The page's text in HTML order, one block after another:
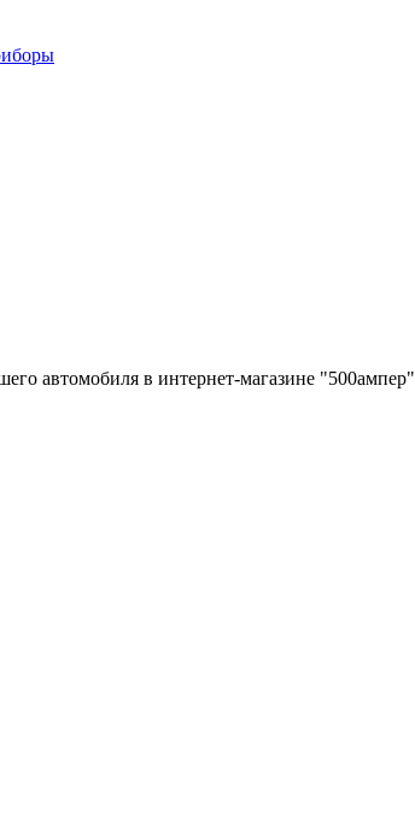
автомобиля в интернет-магазине "500ампер"